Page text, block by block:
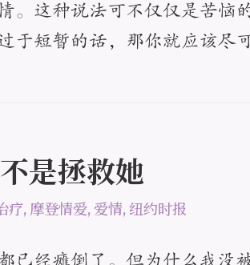
。这种说法可不仅仅是苦恼
于短暂的话，那你就应该尽
是拯救她
疗, 摩登情爱,爱情, 纽约时报
已经瘫倒了。但为什么我没